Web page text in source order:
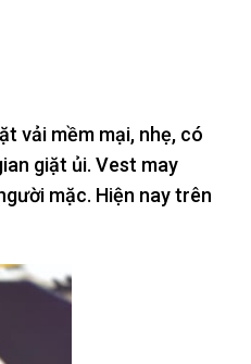
vải mềm mại, nhẹ, có
giặt ủi. Vest may
mặc. Hiện nay trên